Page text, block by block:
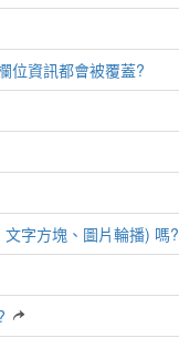
位資訊都會被覆蓋?
字方塊、圖片輪播) 嗎?